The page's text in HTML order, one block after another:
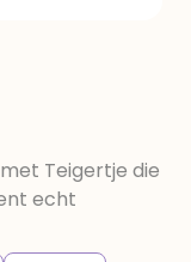
Teigertje die
echt